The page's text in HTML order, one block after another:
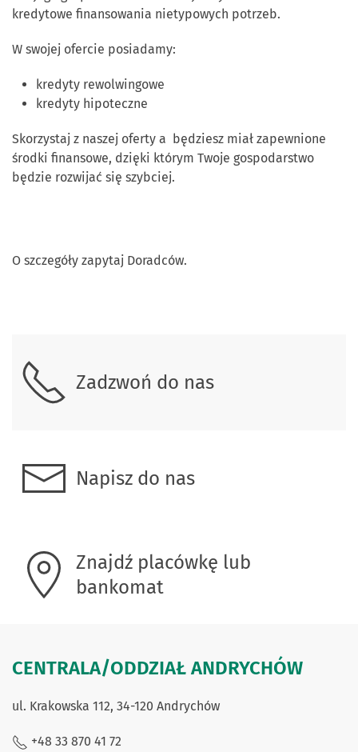
kredytowe finansowania nietypowych potrzeb.
W swojej ofercie posiadamy:
kredyty rewolwingowe
kredyty hipoteczne
Skorzystaj z naszej oferty a będziesz miał zapewnione
środki finansowe, dzięki którym Twoje gospodarstwo
będzie rozwijać się szybciej.
O szczegóły zapytaj Doradców.
Zadzwoń do nas
Napisz do nas
Znajdź placówkę lub
bankomat
CENTRALA/ODDZIAŁ ANDRYCHÓW
ul. Krakowska 112, 34-120 Andrychów
+48 33 870 41 72